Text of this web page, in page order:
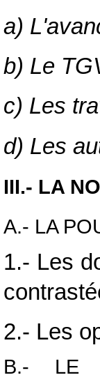
a)
b) Le
c) Les
d) Les
III.- LA
A.- LA
1.- Les
2.- Les
B.- LE